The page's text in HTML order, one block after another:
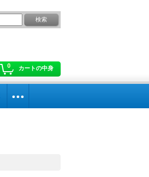
0 カートの中身